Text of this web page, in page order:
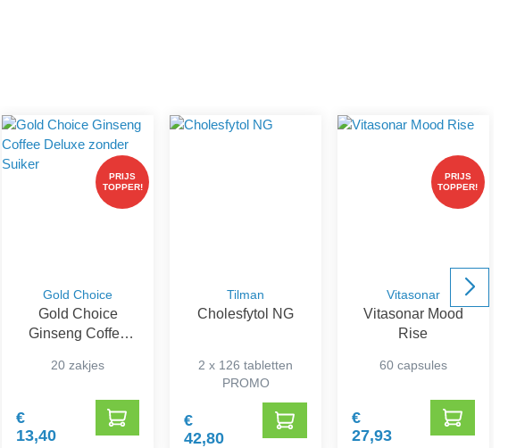
PRIJS
TOPPER!
Gold Choice
Gold Choice
Ginseng Coffee
Suiker
20 zakjes
€
13,40
Tilman
Cholesfytol NG
2 x 126 tabletten
PROMO
€
42,80
PRIJS
TOPPER!
Vitasonar
Vitasonar Mood
Rise
60 capsules
€
27,93